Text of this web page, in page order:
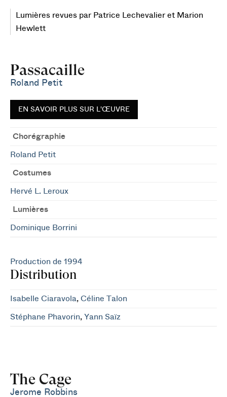
Lumières revues par Patrice Lechevalier et Marion
Hewlett
Passacaille
Roland Petit
EN SAVOIR PLUS SUR L'ŒUVRE
Chorégraphie
Roland Petit
Costumes
Hervé L. Leroux
Lumières
Dominique Borrini
Production de 1994
Distribution
Isabelle Ciaravola, Céline Talon
Stéphane Phavorin, Yann Saïz
The Cage
Jerome Robbins